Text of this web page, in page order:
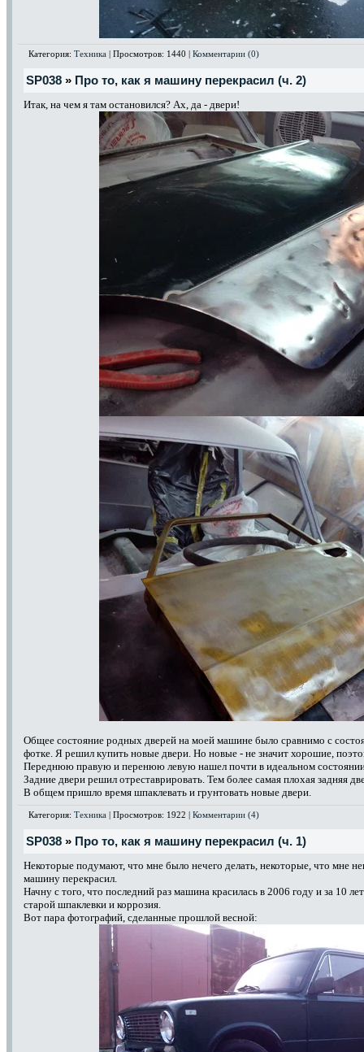
Категория: Техника | Просмотров: 1440 | Комментарии (0)
SP038 » Про то, как я машину перекрасил (ч. 2)
Итак, на чем я там остановился? Ах, да - двери!
Общее состояние родных дверей на моей машине было сравнимо с
фотке. Я решил купить новые двери. Но новые - не значит хорошие,
Переднюю правую и перенюю левую нашел почти в идеальном
Задние двери решил отреставрировать. Тем более самая плохая задняя
В общем пришло время шпаклевать и грунтовать новые двери.
Категория: Техника | Просмотров: 1922 | Комментарии (4)
SP038 » Про то, как я машину перекрасил (ч. 1)
Некоторые подумают, что мне было нечего делать, некоторые, что мне
машину перекрасил.
Начну с того, что последний раз машина красилась в 2006 году и за 10
старой шпаклевки и коррозия.
Вот пара фотографий, сделанные прошлой весной: